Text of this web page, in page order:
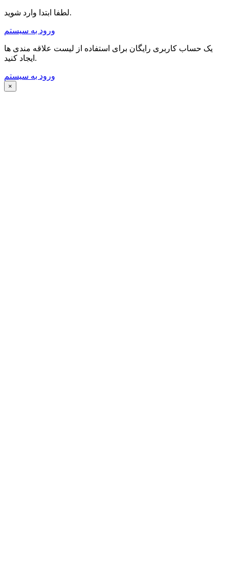
لطفا ابتدا وارد شوید.
ورود به سیستم
یک حساب کاربری رایگان برای استفاده از لیست علاقه مندی ها
ایجاد کنید.
ورود به سیستم
×